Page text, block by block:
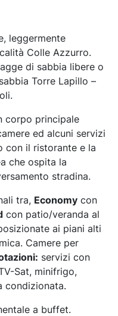
leggermente
Colle Azzurro.
di sabbia libere o
Torre Lapillo –
corpo principale
ed alcuni servizi
con il ristorante e la
che ospita la
stradina.
tra, Economy con
con patio/veranda al
ai piani alti
Camere per
servizi con
Sat, minifrigo,
condizionata.
a buffet.